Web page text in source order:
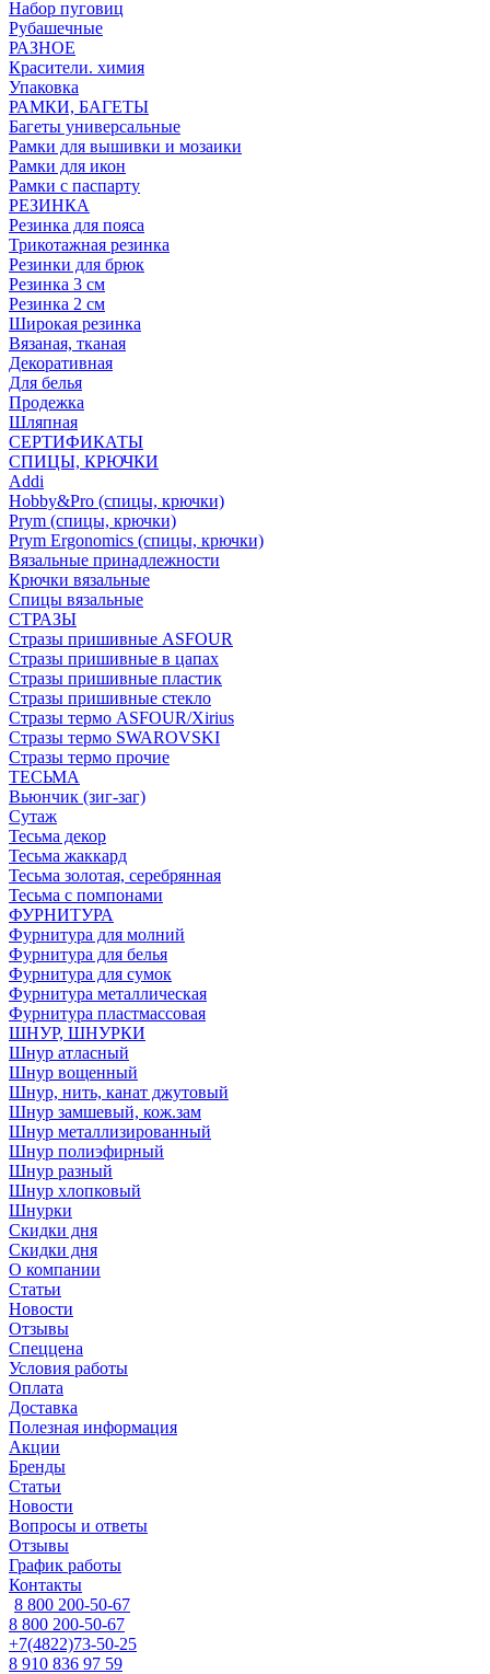
Набор пуговиц
Рубашечные
РАЗНОЕ
Красители. химия
Упаковка
РАМКИ, БАГЕТЫ
Багеты универсальные
Рамки для вышивки и мозаики
Рамки для икон
Рамки с паспарту
РЕЗИНКА
Резинка для пояса
Трикотажная резинка
Резинки для брюк
Резинка 3 см
Резинка 2 см
Широкая резинка
Вязаная, тканая
Декоративная
Для белья
Продежка
Шляпная
СЕРТИФИКАТЫ
СПИЦЫ, КРЮЧКИ
Addi
Hobby&Pro (спицы, крючки)
Prym (спицы, крючки)
Prym Ergonomics (спицы, крючки)
Вязальные принадлежности
Крючки вязальные
Спицы вязальные
СТРАЗЫ
Стразы пришивные ASFOUR
Стразы пришивные в цапах
Стразы пришивные пластик
Стразы пришивные стекло
Стразы термо ASFOUR/Xirius
Стразы термо SWAROVSKI
Стразы термо прочие
ТЕСЬМА
Вьюнчик (зиг-заг)
Сутаж
Тесьма декор
Тесьма жаккард
Тесьма золотая, серебрянная
Тесьма с помпонами
ФУРНИТУРА
Фурнитура для молний
Фурнитура для белья
Фурнитура для сумок
Фурнитура металлическая
Фурнитура пластмассовая
ШНУР, ШНУРКИ
Шнур атласный
Шнур вощенный
Шнур, нить, канат джутовый
Шнур замшевый, кож.зам
Шнур металлизированный
Шнур полиэфирный
Шнур разный
Шнур хлопковый
Шнурки
Скидки дня
Скидки дня
О компании
Статьи
Новости
Отзывы
Спеццена
Условия работы
Оплата
Доставка
Полезная информация
Акции
Бренды
Статьи
Новости
Вопросы и ответы
Отзывы
График работы
Контакты
8 800 200-50-67
8 800 200-50-67
+7(4822)73-50-25
8 910 836 97 59